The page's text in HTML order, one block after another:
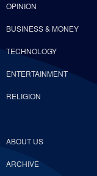
OPINION
BUSINESS & MONEY
TECHNOLOGY
ENTERTAINMENT
RELIGION
ABOUT US
ARCHIVE